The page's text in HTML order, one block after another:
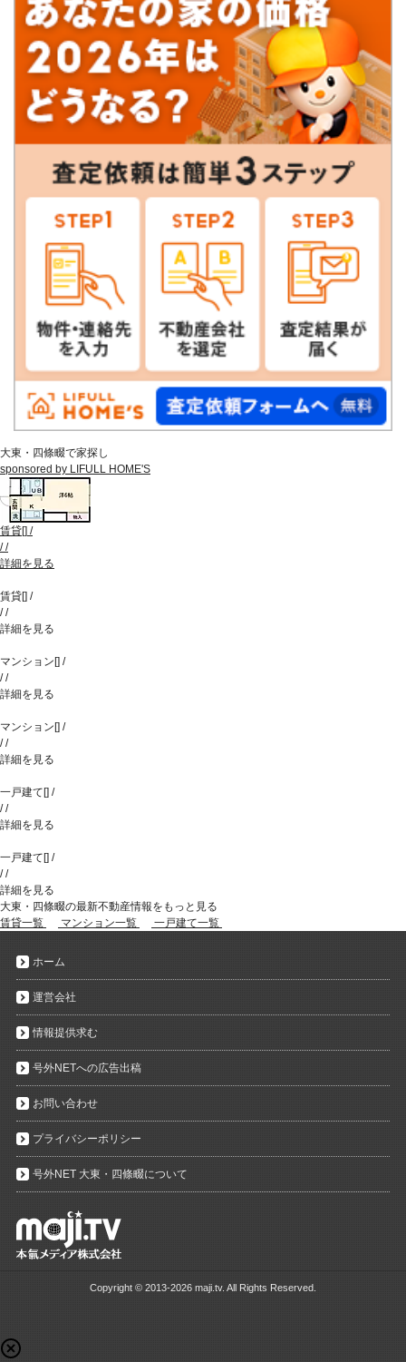
大東・四條畷で家探し
sponsored by LIFULL HOME'S
賃貸[] /
//
詳細を見る
賃貸[] /
//
詳細を見る
マンション[] /
//
詳細を見る
マンション[] /
//
詳細を見る
一戸建て[] /
//
詳細を見る
一戸建て[] /
//
詳細を見る
大東・四條畷の最新不動産情報をもっと見る
賃貸一覧
マンション一覧 一戸建て一覧
ホーム
運営会社
情報提供求む
号外NETへの広告出稿
お問い合わせ
プライバシーポリシー
号外NET 大東・四條畷について
Copyright © 2013-2026 maji.tv. All Rights Reserved.